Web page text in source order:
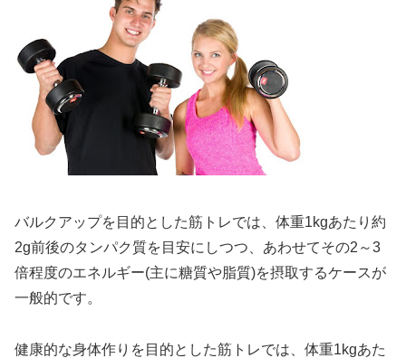
バルクアップを目的とした筋トレでは、体重1kgあたり約
2g前後のタンパク質を目安にしつつ、あわせてその2～3
倍程度のエネルギー(主に糖質や脂質)を摂取するケースが
一般的です。
健康的な身体作りを目的とした筋トレでは、体重1kgあた